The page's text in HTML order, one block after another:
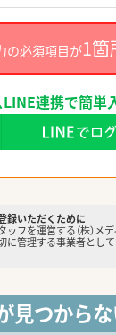
の必須項目が1箇
LINE連携で簡単
録いただくために
ッフを運営する（株）メ
に管理する事業者とし
見つから